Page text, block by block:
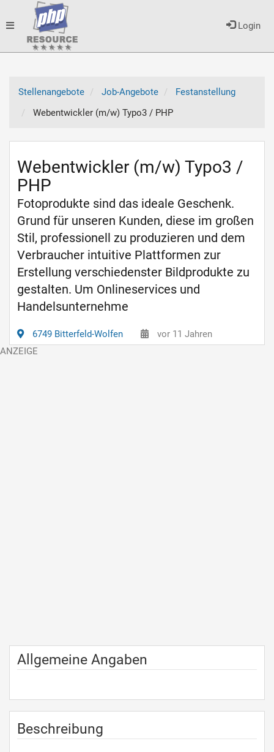
Login
Toggle
Stellenangebote
Job-Angebote
Festanstellung
Webentwickler (m/w) Typo3 / PHP
Webentwickler (m/w) Typo3 /
PHP
Fotoprodukte sind das ideale Geschenk.
Grund für unseren Kunden, diese im großen
Stil, professionell zu produzieren und dem
Verbraucher intuitive Plattformen zur
Erstellung verschiedenster Bildprodukte zu
gestalten. Um Onlineservices und
Handelsunternehme
6749 Bitterfeld-Wolfen vor 11 Jahren
Allgemeine Angaben
Beschreibung